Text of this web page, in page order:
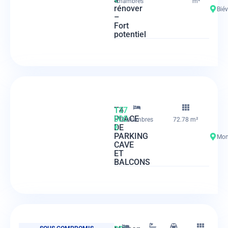
rénover
–
Fort
potentiel
T4
PLACE
DE
PARKING
CAVE
ET
BALCONS
137
000
€
3 chambres 72.78 m²